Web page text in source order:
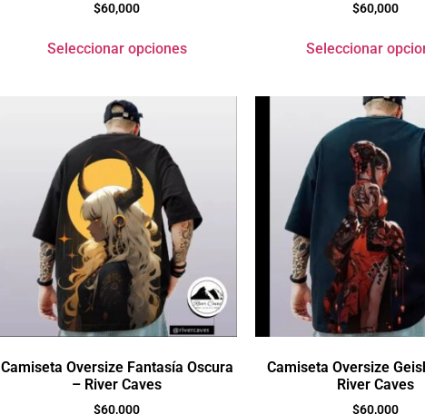
$60,000
Seleccionar opciones
$60,000
Seleccionar
Camiseta Oversize Fantasía Oscura
– River Caves
$60,000
Camiseta Oversize
River Caves
$60,000